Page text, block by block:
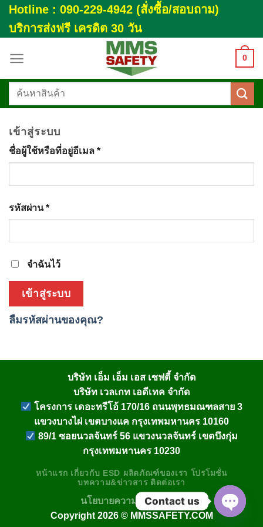
Skip
to
content
Hotline : 090-229-4942 (สั่งซื้อ/สอบถาม)
บริการส่งฟรี เครดิต 30 วัน
0
ค้นหา:
เข้าสู่ระบบ
ชื่อผู้ใช้หรือที่อยู่อีเมล *
รหัสผ่าน*
จำฉันไว้
เข้าสู่ระบบ
ลืมรหัสผ่านของคุณ?
บริษัท เอ็ม เอ็ม เอส เซฟตี้ จำกัด
บริษัท เวลเกท เอดีเทค จำกัด
โครงการ เดอะทรีโอ้ 170/16 ถนนพุทธมณฑลสาย 3
แขวงบางไผ่ เขตบางแค กรุงเทพมหานคร 10160
89/1 ซอยนวลจันทร์ 56 แขวงนวลจันทร์ เขตบึงกุ่ม
กรุงเทพมหานคร 10230
หน้าแรก เกี่ยวกับ ESD ผลิตภัณฑ์ของเรา โปรโมชั่น
บทความ&ข่าวสาร ติดต่อเรา
นโยบายความเป็นส่วนตัว
Copyright 2026 © MMSSAFETY.COM
Contact us